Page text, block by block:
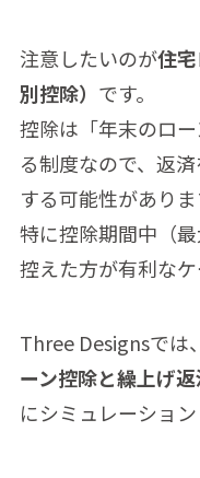
注意したいのが住
別控除） です。
控除は「年末のロ
る制度なので、返
する可能性がありま
特に控除期間中（
控えた方が有利なケ
Three Designsでは
ーン控除と繰上げ
にシミュレーション